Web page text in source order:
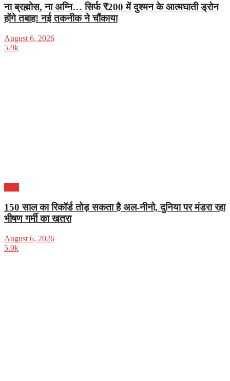
ना ब्रह्मोस, ना अग्नि… सिर्फ ₹200 में दुश्मन के आत्मघाती ड्रोन
होंगे तबाह! नई तकनीक ने चौंकाया
August 6, 2026
5.9k
150 साल का रिकॉर्ड तोड़ सकता है अल-नीनो, दुनिया पर मंडरा रहा
भीषण गर्मी का खतरा
August 6, 2026
5.9k